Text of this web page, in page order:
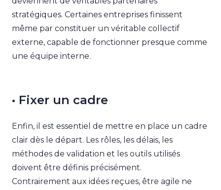
stratégiques. Certaines entreprises finissent
même par constituer un véritable collectif
externe, capable de fonctionner presque comme
une équipe interne.
• Fixer un cadre
Enfin, il est essentiel de mettre en place un cadre
clair dès le départ. Les rôles, les délais, les
méthodes de validation et les outils utilisés
doivent être définis précisément.
Contrairement aux idées reçues, être agile ne